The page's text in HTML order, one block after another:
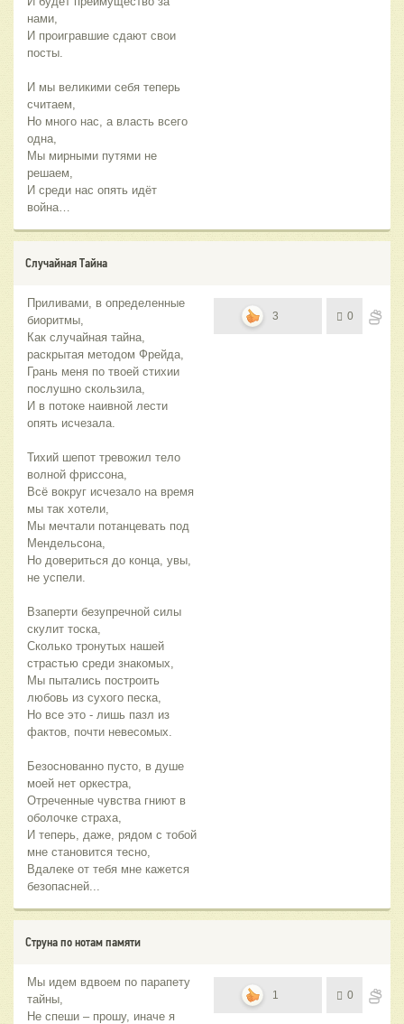
нами,
И проигравшие сдают свои
посты.
И мы великими себя теперь
считаем,
Но много нас, а власть всего
одна,
Мы мирными путями не
решаем,
И среди нас опять идёт
война…
Случайная Тайна
Приливами, в определенные
биоритмы,
Как случайная тайна,
раскрытая методом Фрейда,
Грань меня по твоей стихии
послушно скользила,
И в потоке наивной лести
опять исчезала.
Тихий шепот тревожил тело
волной фриссона,
Всё вокруг исчезало на время
мы так хотели,
Мы мечтали потанцевать под
Мендельсона,
Но довериться до конца, увы,
не успели.
Взаперти безупречной силы
скулит тоска,
Сколько тронутых нашей
страстью среди знакомых,
Мы пытались построить
любовь из сухого песка,
Но все это - лишь пазл из
фактов, почти невесомых.
Безоснованно пусто, в душе
моей нет оркестра,
Отреченные чувства гниют в
оболочке страха,
И теперь, даже, рядом с тобой
мне становится тесно,
Вдалеке от тебя мне кажется
безопасней...
3 0
Струна по нотам памяти
Мы идем вдвоем по парапету
тайны,
Не спеши – прошу, иначе я
1 0